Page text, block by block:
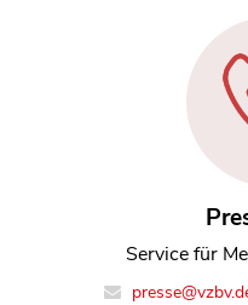
Service für